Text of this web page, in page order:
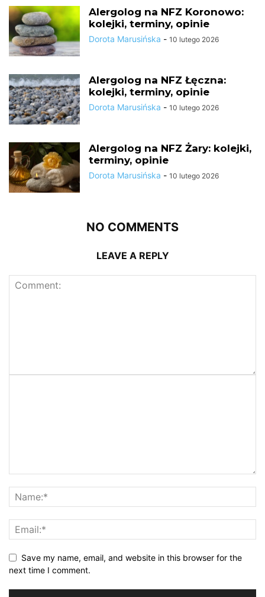
Alergolog na NFZ Koronowo:
kolejki, terminy, opinie
Dorota Marusińska - 10 lutego 2026
Alergolog na NFZ Łęczna:
kolejki, terminy, opinie
Dorota Marusińska - 10 lutego 2026
Alergolog na NFZ Żary: kolejki,
terminy, opinie
Dorota Marusińska - 10 lutego 2026
NO COMMENTS
LEAVE A REPLY
Save my name, email, and website in this browser for the
next time I comment.